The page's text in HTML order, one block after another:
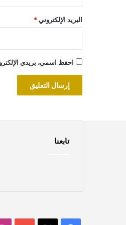
البريد الإلكتروني*
احفظ اسمي، بريدي
تابعنا